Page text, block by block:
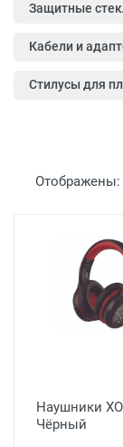
Защитные
Кабели и
Стилусы для
Отображены:
Наушники
Чёрный